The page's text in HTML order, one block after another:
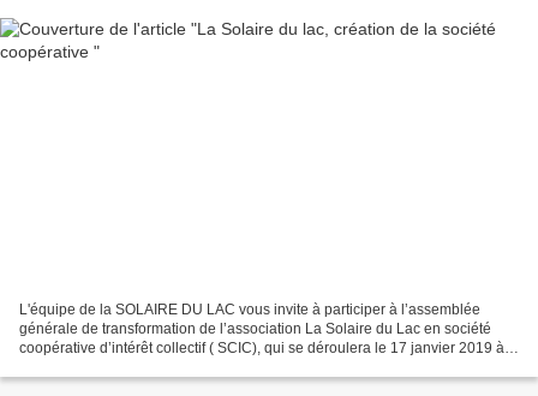
L'équipe de la SOLAIRE DU LAC vous invite à participer à l’assemblée
générale de transformation de l’association La Solaire du Lac en société
coopérative d’intérêt collectif ( SCIC), qui se déroulera le 17 janvier 2019 à